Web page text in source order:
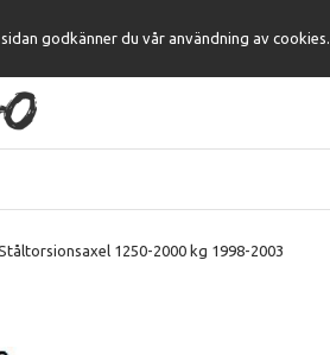
godkänner du vår användning av cookies.
1250-2000 kg 1998-2003